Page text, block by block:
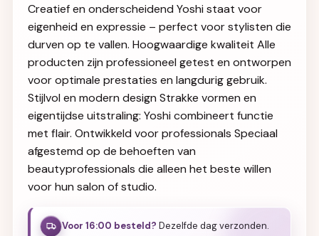
Creatief en onderscheidend Yoshi staat voor
eigenheid en expressie – perfect voor stylisten die
durven op te vallen. Hoogwaardige kwaliteit Alle
producten zijn professioneel getest en ontworpen
voor optimale prestaties en langdurig gebruik.
Stijlvol en modern design Strakke vormen en
eigentijdse uitstraling: Yoshi combineert functie
met flair. Ontwikkeld voor professionals Speciaal
afgestemd op de behoeften van
beautyprofessionals die alleen het beste willen
voor hun salon of studio.
Voor 16:00 besteld? Dezelfde dag verzonden.